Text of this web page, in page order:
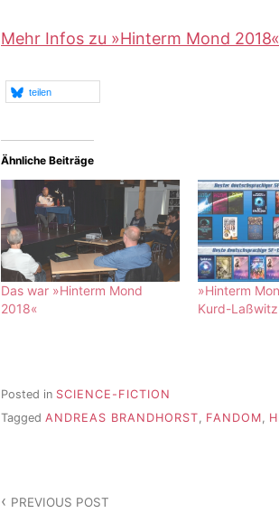
Mehr Infos zu »Hinterm Mond 2018«
teilen
Ähnliche Beiträge
Das war »Hinterm Mond
2018«
»Hinterm
Kurd-
Posted in SCIENCE-FICTION
Tagged ANDREAS BRANDHORST, FANDOM,
PREVIOUS POST